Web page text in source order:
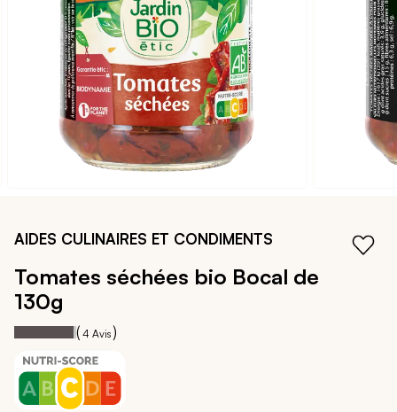
début
Galerie
AIDES CULINAIRES ET CONDIMENTS
Tomates séchées bio Bocal de
130g
Notation: 95
% of 100
( 4 Avis )